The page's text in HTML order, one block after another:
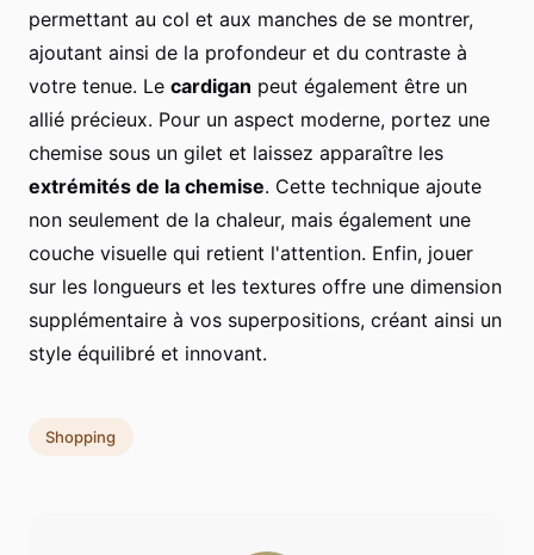
permettant au col et aux manches de se montrer,
ajoutant ainsi de la profondeur et du contraste à
votre tenue. Le cardigan peut également être un
allié précieux. Pour un aspect moderne, portez une
chemise sous un gilet et laissez apparaître les
extrémités de la chemise. Cette technique ajoute
non seulement de la chaleur, mais également une
couche visuelle qui retient l'attention. Enfin, jouer
sur les longueurs et les textures offre une dimension
supplémentaire à vos superpositions, créant ainsi un
style équilibré et innovant.
Shopping